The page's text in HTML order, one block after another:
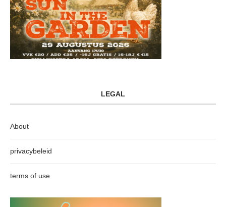
LEGAL
About
privacybeleid
terms of use